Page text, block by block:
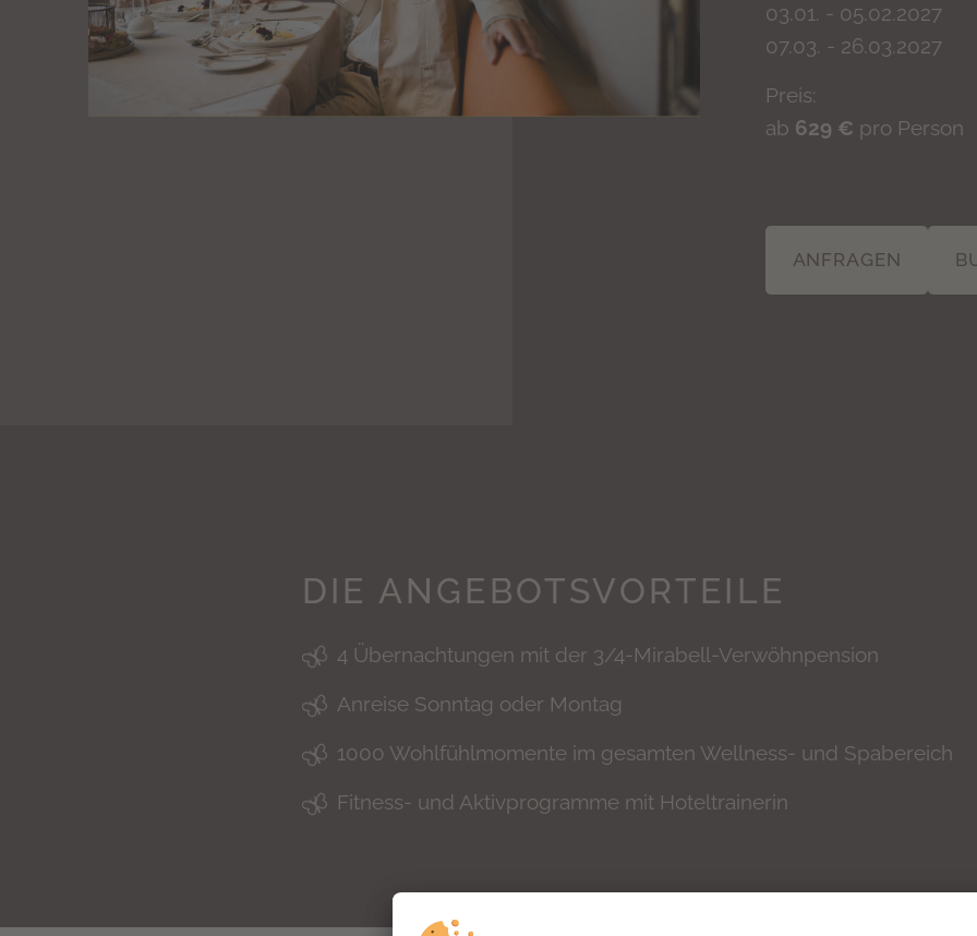
03.01. - 05.02.2027
07.03. - 26.03.2027
Preis:
ab 629 € pro Person
ANFRAGEN
DIE ANGEBOTSVORTEILE
4 Übernachtungen mit der 3/4-Mirabell-Verwöhnpension
Anreise Sonntag oder Montag
1000 Wohlfühlmomente im gesamten Wellness- und Spabereich
Fitness- und Aktivprogramme mit Hoteltrainerin